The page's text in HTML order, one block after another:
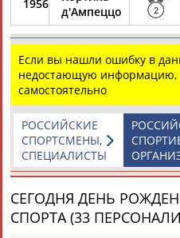
АБДУЛАЕВ
Тагир
АБДУЛАЕВ
Камалудин
АБДУЛДАУДОВ
Абдула
24 персон из 13181
ЕЩЁ
1956
д'Ампеццо
2
Если вы нашли ошибку в
недостающую информацию,
самостоятельно
РОССИЙСКИЕ
СПОРТСМЕНЫ,
СПЕЦИАЛИСТЫ
СЕГОДНЯ ДЕНЬ
СПОРТА (33